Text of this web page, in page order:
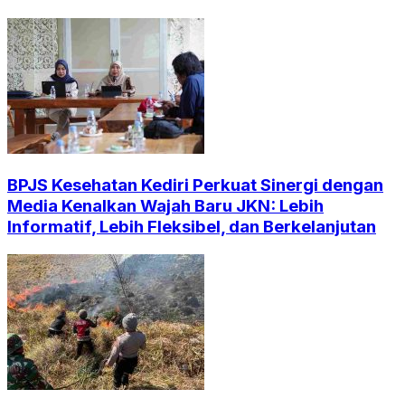
BPJS Kesehatan Kediri Perkuat Sinergi dengan
Media Kenalkan Wajah Baru JKN: Lebih
Informatif, Lebih Fleksibel, dan Berkelanjutan